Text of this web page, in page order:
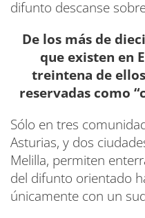
difunto descanse
De los más de
que existen en
treintena de
reservadas como
Sólo en tres
Asturias, y dos
Melilla, permiten
del difunto orientado
únicamente con un